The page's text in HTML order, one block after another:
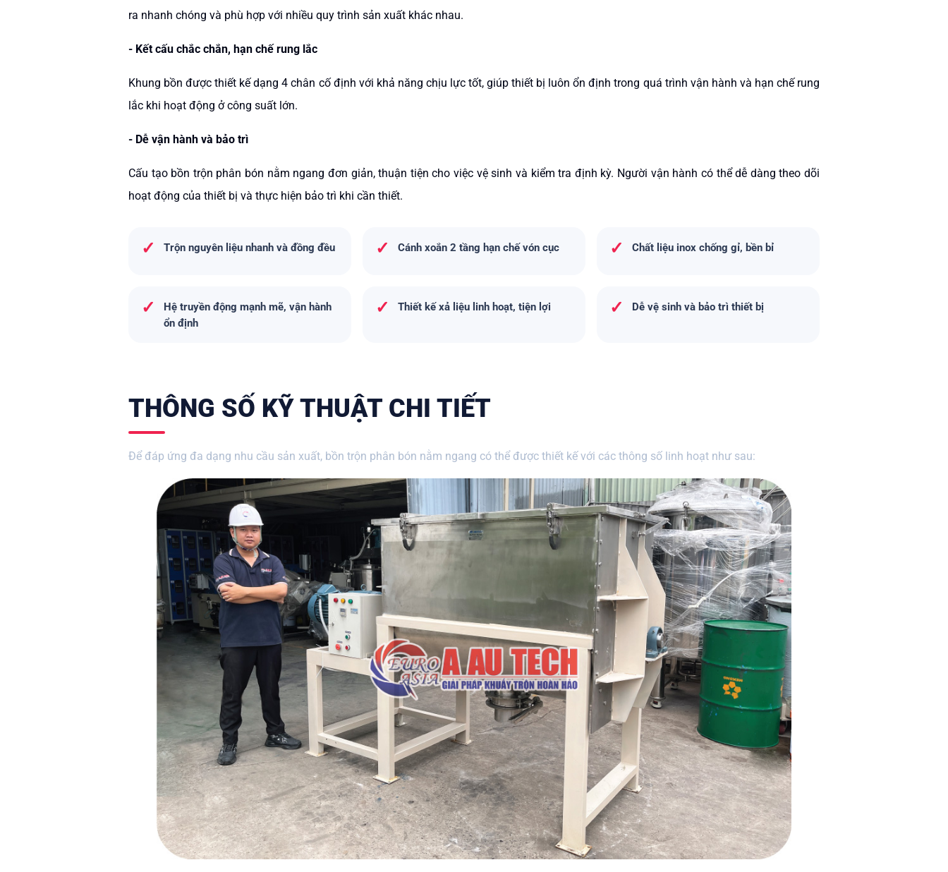
ra nhanh chóng và phù hợp với nhiều quy trình sản xuất khác nhau.
- Kết cấu chắc chắn, hạn chế rung lắc
Khung bồn được thiết kế dạng 4 chân cố định với khả năng chịu lực tốt, giúp thiết bị luôn ổn định trong quá trình vận hành và hạn chế rung
lắc khi hoạt động ở công suất lớn.
- Dễ vận hành và bảo trì
Cấu tạo bồn trộn phân bón nằm ngang đơn giản, thuận tiện cho việc vệ sinh và kiểm tra định kỳ. Người vận hành có thể dễ dàng theo dõi
hoạt động của thiết bị và thực hiện bảo trì khi cần thiết.
✓ Trộn nguyên liệu nhanh và đồng đều ✓ Cánh xoắn 2 tầng hạn chế vón cục ✓ Chất liệu inox chống gỉ, bền bỉ
✓
Hệ truyền động mạnh mẽ, vận hành
ổn định
✓ Thiết kế xả liệu linh hoạt, tiện lợi ✓ Dễ vệ sinh và bảo trì thiết bị
THÔNG SỐ KỸ THUẬT CHI TIẾT
Để đáp ứng đa dạng nhu cầu sản xuất, bồn trộn phân bón nằm ngang có thể được thiết kế với các thông số linh hoạt như sau: